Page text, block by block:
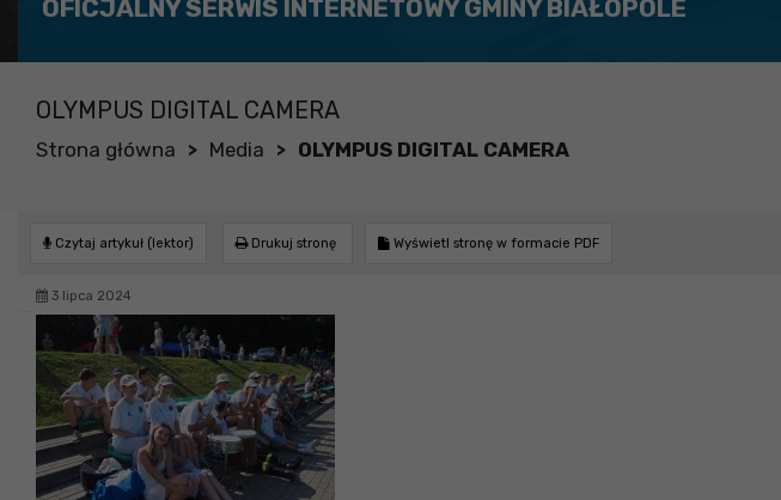
OFICJALNY SERWIS INTERNETOWY GMINY BIAŁOPOLE
OLYMPUS DIGITAL CAMERA
Strona główna > Media > OLYMPUS DIGITAL CAMERA
Czytaj artykuł (lektor) Drukuj stronę Wyświetl stronę w formacie PDF
3 lipca 2024